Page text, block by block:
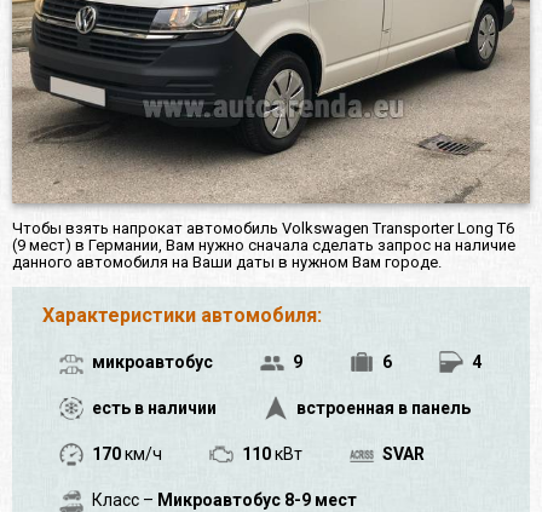
Чтобы взять напрокат автомобиль Volkswagen Transporter Long T6
(9 мест) в Германии, Вам нужно сначала сделать запрос на наличие
данного автомобиля на Ваши даты в нужном Вам городе.
Характеристики автомобиля:
микроавтобус 9 6 4
есть в наличии встроенная в панель
170км/ч 110кВт SVAR
Класс – Микроавтобус 8-9 мест